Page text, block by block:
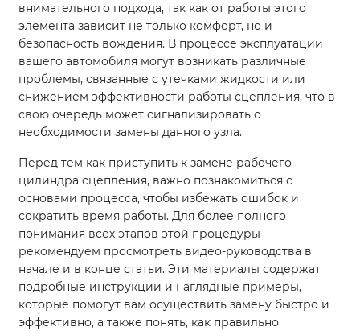
внимательного подхода, так как от работы этого
элемента зависит не только комфорт, но и
безопасность вождения. В процессе эксплуатации
вашего автомобиля могут возникать различные
проблемы, связанные с утечками жидкости или
снижением эффективности работы сцепления, что в
свою очередь может сигнализировать о
необходимости замены данного узла.
Перед тем как приступить к замене рабочего
цилиндра сцепления, важно познакомиться с
основами процесса, чтобы избежать ошибок и
сократить время работы. Для более полного
понимания всех этапов этой процедуры
рекомендуем просмотреть видео-руководства в
начале и в конце статьи. Эти материалы содержат
подробные инструкции и наглядные примеры,
которые помогут вам осуществить замену быстро и
эффективно, а также понять, как правильно